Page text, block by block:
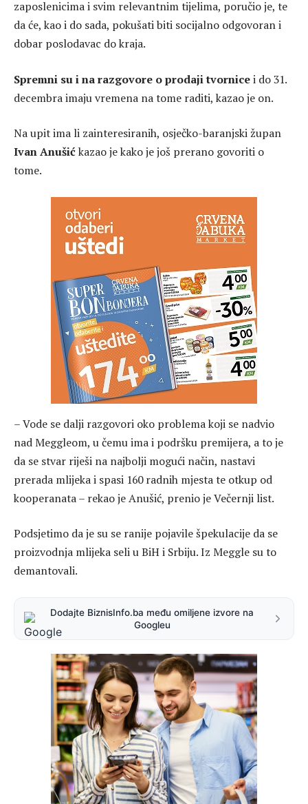
zaposlenicima i svim relevantnim tijelima, poručio je, te
da će, kao i do sada, pokušati biti socijalno odgovoran i
dobar poslodavac do kraja.
Spremni su i na razgovore o prodaji tvornicei do 31.
decembra imaju vremena na tome raditi, kazao je on.
Na upit ima li zainteresiranih, osječko-baranjski župan
Ivan Anušićkazao je kako je još prerano govoriti o
tome.
– Vode se dalji razgovori oko problema koji se nadvio
nad Meggleom, u čemu ima i podršku premijera, a to je
da se stvar riješi na najbolji mogući način, nastavi
prerada mlijeka i spasi 160 radnih mjesta te otkup od
kooperanata – rekao je Anušić, prenio je Večernji list.
Podsjetimo da je su se ranije pojavile špekulacije da se
proizvodnja mlijeka seli u BiH i Srbiju. Iz Meggle su to
demantovali.
Dodajte BiznisInfo.ba među omiljene izvore na
Googleu